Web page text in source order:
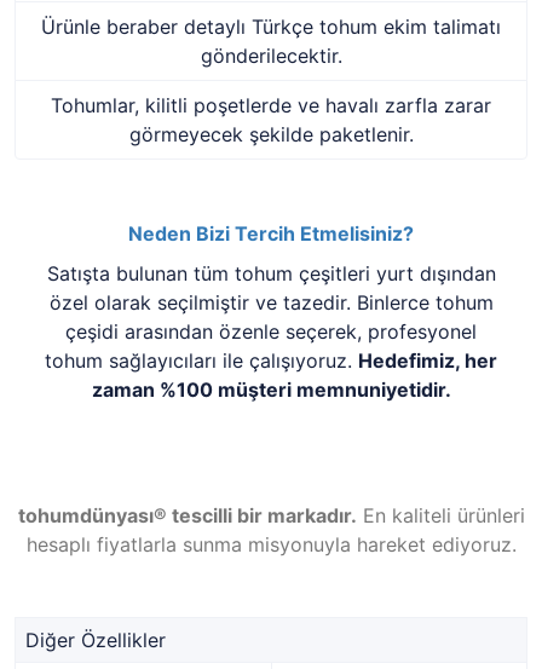
Ürünle beraber detaylı Türkçe tohum ekim talimatı
gönderilecektir.
Tohumlar, kilitli poşetlerde ve havalı zarfla zarar
görmeyecek şekilde paketlenir.
Neden Bizi Tercih Etmelisiniz?
Satışta bulunan tüm tohum çeşitleri yurt dışından
özel olarak seçilmiştir ve tazedir. Binlerce tohum
çeşidi arasından özenle seçerek, profesyonel
tohum sağlayıcıları ile çalışıyoruz. Hedefimiz, her
zaman %100 müşteri memnuniyetidir.
tohumdünyası® tescilli bir markadır. En kaliteli ürünleri
hesaplı fiyatlarla sunma misyonuyla hareket ediyoruz.
Diğer Özellikler